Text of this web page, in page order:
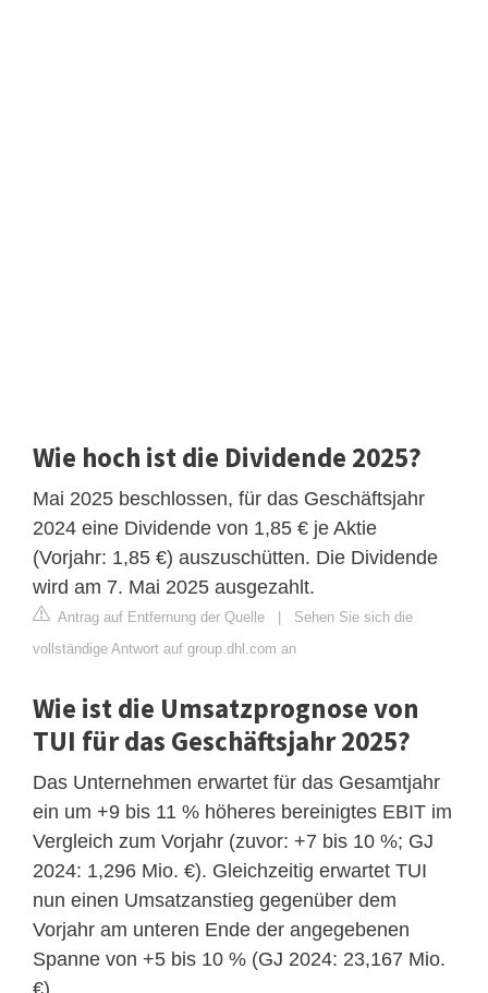
Wie hoch ist die Dividende 2025?
Mai 2025 beschlossen, für das Geschäftsjahr
2024 eine Dividende von 1,85 € je Aktie
(Vorjahr: 1,85 €) auszuschütten. Die Dividende
wird am 7. Mai 2025 ausgezahlt.
Antrag auf Entfernung der Quelle
Sehen Sie sich die
vollständige Antwort auf group.dhl.com an
Wie ist die Umsatzprognose von
TUI für das Geschäftsjahr 2025?
Das Unternehmen erwartet für das Gesamtjahr
ein um +9 bis 11 % höheres bereinigtes EBIT im
Vergleich zum Vorjahr (zuvor: +7 bis 10 %; GJ
2024: 1,296 Mio. €). Gleichzeitig erwartet TUI
nun einen Umsatzanstieg gegenüber dem
Vorjahr am unteren Ende der angegebenen
Spanne von +5 bis 10 % (GJ 2024: 23,167 Mio.